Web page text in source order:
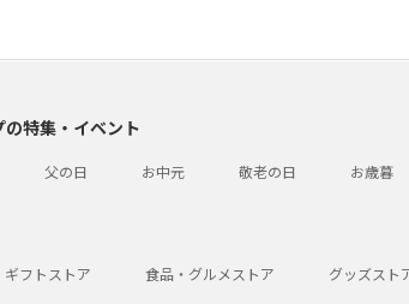
特集・イベント
父の日 お中元 敬老の日 お歳暮
ギフトストア 食品・グルメストア グッズスト